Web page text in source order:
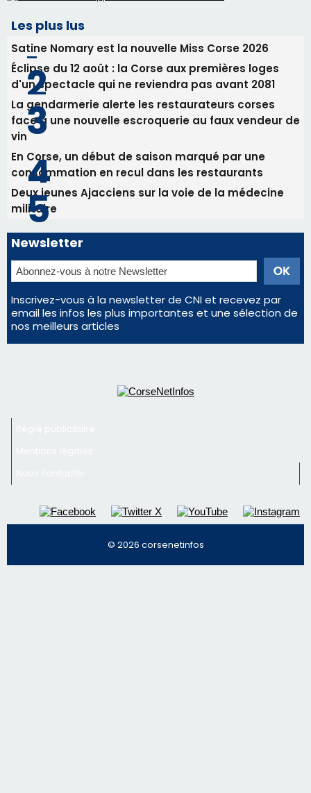
Les plus lus
Satine Nomary est la nouvelle Miss Corse 2026
Éclipse du 12 août : la Corse aux premières loges
d'un spectacle qui ne reviendra pas avant 2081
La gendarmerie alerte les restaurateurs corses
face à une nouvelle escroquerie au faux vendeur de
vin
En Corse, un début de saison marqué par une
consommation en recul dans les restaurants
Deux jeunes Ajacciens sur la voie de la médecine
militaire
Newsletter
Inscrivez-vous à la newsletter de CNI et recevez par
email les infos les plus importantes et une sélection de
nos meilleurs articles
© 2026 corsenetinfos